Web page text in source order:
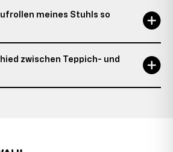
meines Stuhls so
zwischen Teppich- und